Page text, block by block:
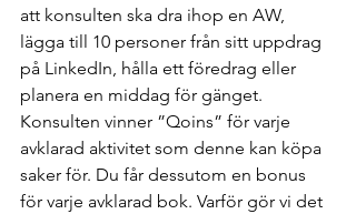
att konsulten ska dra ihop en AW,
lägga till 10 personer från sitt uppdrag
på LinkedIn, hålla ett föredrag eller
planera en middag för gänget.
Konsulten vinner ”Qoins” för varje
avklarad aktivitet som denne kan köpa
saker för. Du får dessutom en bonus
för varje avklarad bok. Varför gör vi det